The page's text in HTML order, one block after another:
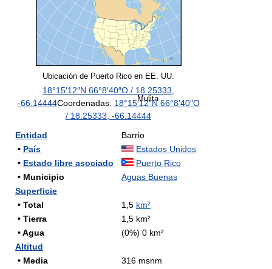
Mulita
Ubicación de Puerto Rico en EE. UU.
18°15′12″N 66°8′40″O / 18.25333
-66.14444Coordenadas: 18°15′12″N 66°8′40″O
/ 18.25333 -66.14444
Entidad
Barrio
• País
Estados Unidos
• Estado libre asociado
Puerto Rico
• Municipio
Aguas Buenas
Superficie
• Total
1,5 km²
• Tierra
1,5 km²
• Agua
(0%) 0 km²
Altitud
• Media
316 msnm